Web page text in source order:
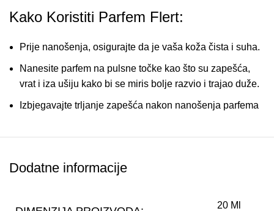
Kako Koristiti Parfem Flert:
Prije nanošenja, osigurajte da je vaša koža čista i suha.
Nanesite parfem na pulsne točke kao što su zapešća,
vrat i iza ušiju kako bi se miris bolje razvio i trajao duže.
Izbjegavajte trljanje zapešća nakon nanošenja parfema
Dodatne informacije
20 Ml